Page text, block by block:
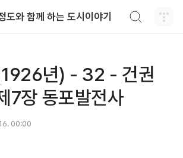
도와 함께 하는 도시이야기
년) - 32 - 건권
7장 동포발전사
00:00